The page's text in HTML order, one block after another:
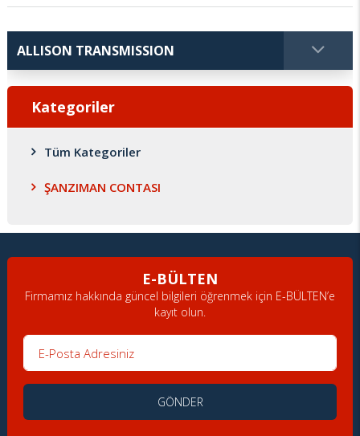
Kategoriler
Tüm Kategoriler
ŞANZIMAN CONTASI
E-BÜLTEN
Firmamız hakkında güncel bilgileri öğrenmek için E-BÜLTEN’e
kayıt olun.
GÖNDER